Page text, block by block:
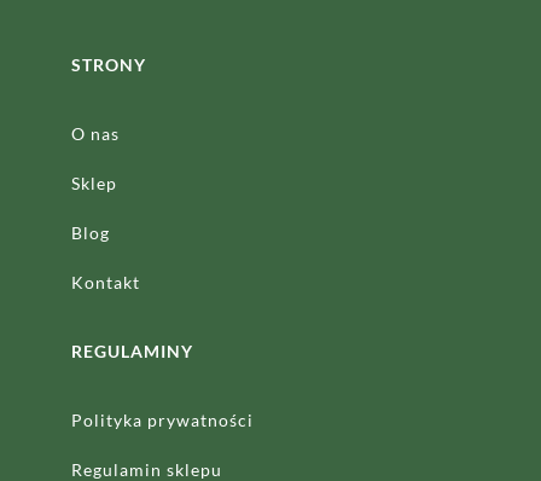
STRONY
O nas
Sklep
Blog
Kontakt
REGULAMINY
Polityka prywatności
Regulamin sklepu